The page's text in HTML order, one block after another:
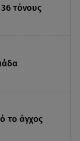
τόνους
το άγχος